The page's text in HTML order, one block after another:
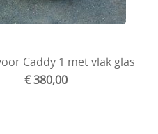
Caddy 1 met vlak glas
€ 380,00